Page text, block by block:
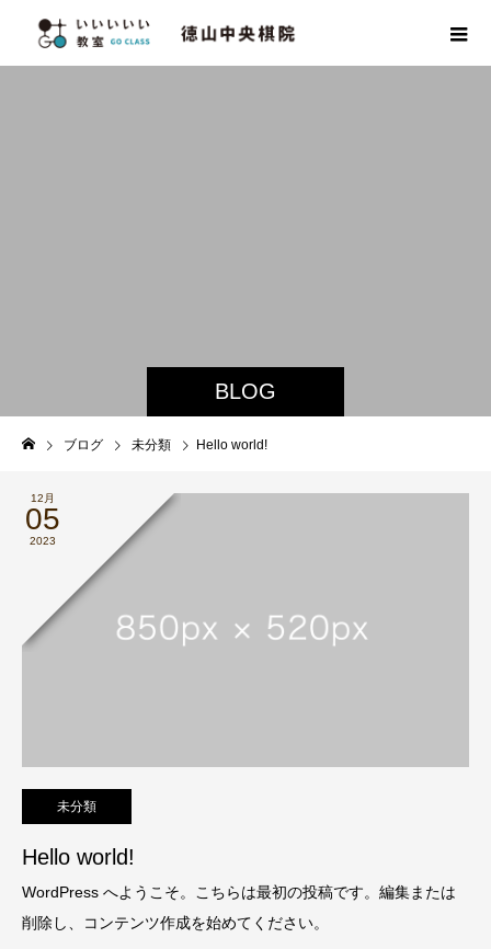
BLOG
ブログ 未分類 Hello world!
12月
05
2023
未分類
Hello world!
WordPress へようこそ。こちらは最初の投稿です。編集または
削除し、コンテンツ作成を始めてください。